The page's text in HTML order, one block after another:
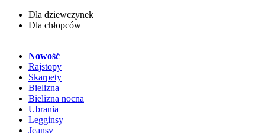
Dla dziewczynek
Dla chłopców
Nowość
Rajstopy
Skarpety
Bielizna
Bielizna nocna
Ubrania
Legginsy
Jeansy